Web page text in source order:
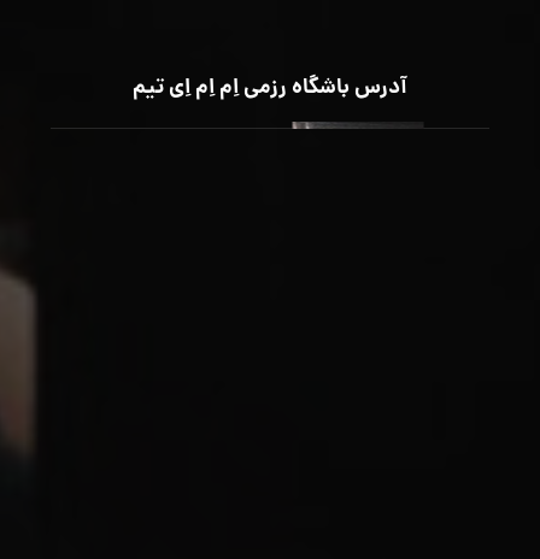
آدرس باشگاه رزمی اِم اِم اِی تیم